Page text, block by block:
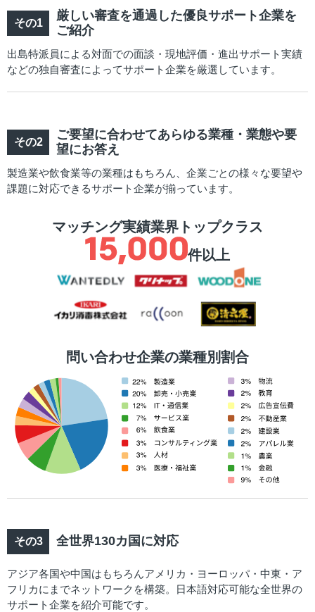
厳しい審査を通過した優良サポート企業を
ご紹介
出島特派員による対面での面談・現地評価・進出サポート実績
などの独自審査によってサポート企業を厳選しています。
ご要望に合わせてあらゆる業種・業態や要
望にお答え
製造業や飲食業等の業種はもちろん、企業ごとの様々な要望や
課題に対応できるサポート企業が揃っています。
マッチング実績業界トップクラス
件以上
問い合わせ企業の業種別割合
全世界130カ国に対応
アジア各国や中国はもちろんアメリカ・ヨーロッパ・中東・ア
フリカにまでネットワークを構築。日本語対応可能な全世界の
サポート企業を紹介可能です。